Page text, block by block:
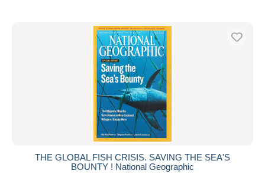
THE GLOBAL FISH CRISIS. SAVING THE SEA'S
BOUNTY ! National Geographic